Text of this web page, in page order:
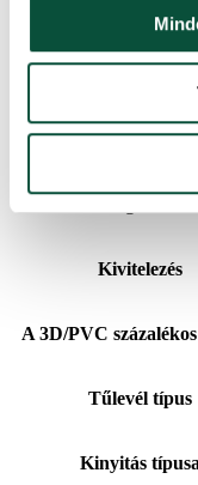
Szélesség
Kivitelezés
A 3D/PVC
Tűlevél típus
Kinyitás típusa